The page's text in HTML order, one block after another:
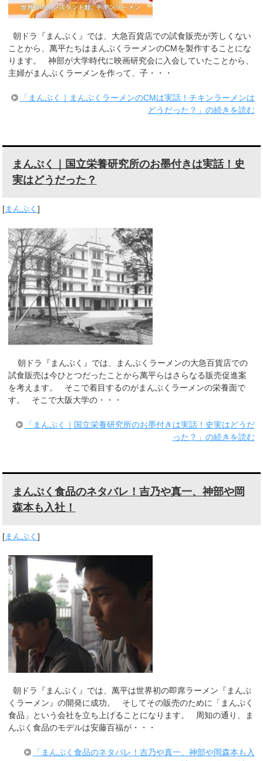
朝ドラ『まんぷく』では、大急百貨店での試食販売が芳しくない
ことから、萬平たちはまんぷくラーメンのCMを製作することにな
ります。 神部が大学時代に映画研究会に入会していたことから、
主婦がまんぷくラーメンを作って、子・・・
「まんぷく｜まんぷくラーメンのCMは実話！チキンラーメンは
どうだった？」の続きを読む
まんぷく｜国立栄養研究所のお墨付きは実話！史
実はどうだった？
[まんぷく]
朝ドラ『まんぷく』では、まんぷくラーメンの大急百貨店での
試食販売は今ひとつだったことから萬平らはさらなる販売促進案
を考えます。 そこで着目するのがまんぷくラーメンの栄養面で
す。 そこで大阪大学の・・・
「まんぷく｜国立栄養研究所のお墨付きは実話！史実はどうだ
った？」の続きを読む
まんぷく食品のネタバレ！吉乃や真一、神部や岡
森本も入社！
[まんぷく]
朝ドラ『まんぷく』では、萬平は世界初の即席ラーメン『まんぷ
くラーメン』の開発に成功。 そしてその販売のために「まんぷく
食品」という会社を立ち上げることになります。 周知の通り、ま
んぷく食品のモデルは安藤百福が・・・
「まんぷく食品のネタバレ！吉乃や真一、神部や岡森本も入